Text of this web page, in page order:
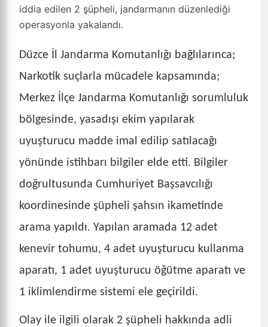
iddia edilen 2 şüpheli, jandarmanın düzenlediği
operasyonla yakalandı.
Düzce İl Jandarma Komutanlığı bağlılarınca;
Narkotik suçlarla mücadele kapsamında;
Merkez İlçe Jandarma Komutanlığı sorumluluk
bölgesinde, yasadışı ekim yapılarak
uyuşturucu madde imal edilip satılacağı
yönünde istihbarı bilgiler elde etti. Bilgiler
doğrultusunda Cumhuriyet Başsavcılığı
koordinesinde şüpheli şahsın ikametinde
arama yapıldı. Yapılan aramada 12 adet
kenevir tohumu, 4 adet uyuşturucu kullanma
aparatı, 1 adet uyuşturucu öğütme aparatı ve
1 iklimlendirme sistemi ele geçirildi.
Olay ile ilgili olarak 2 şüpheli hakkında adli